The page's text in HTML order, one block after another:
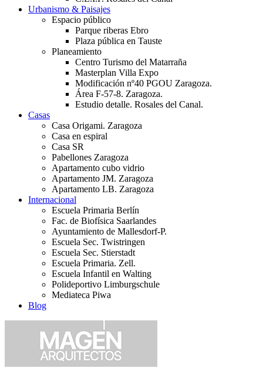
Urbanismo & Paisajes
Espacio público
Parque riberas Ebro
Plaza pública en Tauste
Planeamiento
Centro Turismo del Matarraña
Masterplan Villa Expo
Modificación nº40 PGOU Zaragoza.
Área F-57-8. Zaragoza.
Estudio detalle. Rosales del Canal.
Casas
Casa Origami. Zaragoza
Casa en espiral
Casa SR
Pabellones Zaragoza
Apartamento cubo vidrio
Apartamento JM. Zaragoza
Apartamento LB. Zaragoza
Internacional
Escuela Primaria Berlín
Fac. de Biofísica Saarlandes
Ayuntamiento de Mallesdorf-P.
Escuela Sec. Twistringen
Escuela Sec. Stierstadt
Escuela Primaria. Zell.
Escuela Infantil en Walting
Polideportivo Limburgschule
Mediateca Piwa
Blog